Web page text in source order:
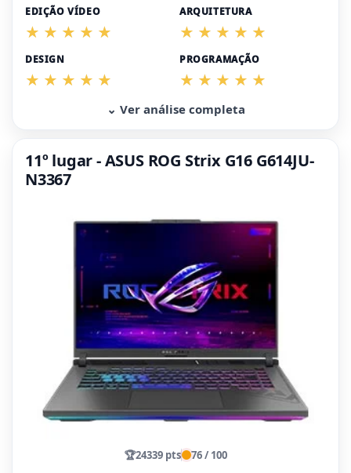
EDIÇÃO VÍDEO ARQUITETURA
DESIGN PROGRAMAÇÃO
⌄ Ver análise completa
11º lugar - ASUS ROG Strix G16 G614JU-
N3367
🏆24339 pts 76 / 100